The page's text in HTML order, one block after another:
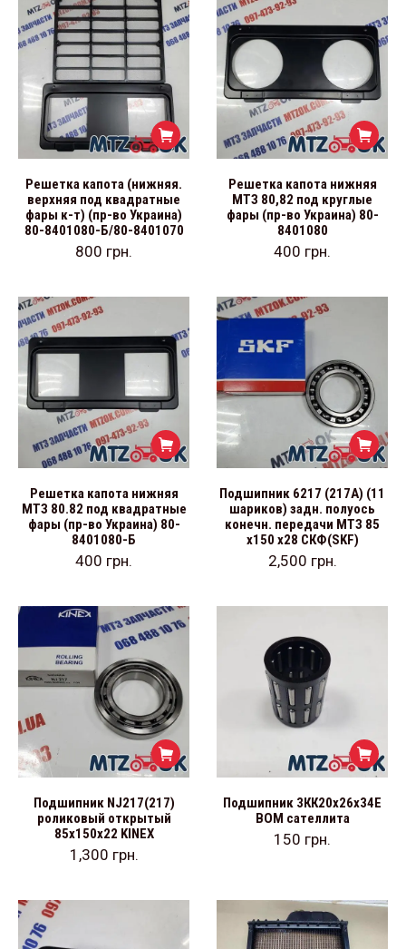
Решетка капота (нижняя.
верхняя под квадратные
фары к-т) (пр-во Украина)
80-8401080-Б/80-8401070
800 грн.
Решетка капота нижняя
МТЗ 80,82 под круглые
фары (пр-во Украина) 80-
8401080
400 грн.
Решетка капота нижняя
МТЗ 80.82 под квадратные
фары (пр-во Украина) 80-
8401080-Б
400 грн.
Подшипник 6217 (217А) (11
шариков) задн. полуось
конечн. передачи МТЗ 85
х150 х28 СКФ(SKF)
2,500 грн.
Подшипник NJ217(217)
роликовый открытый
85х150х22 KINEX
1,300 грн.
Подшипник 3КК20х26х34Е
ВОМ сателлита
150 грн.